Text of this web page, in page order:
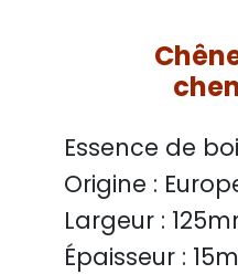
Essence de
Origine :
Largeur :
Épaisseur :